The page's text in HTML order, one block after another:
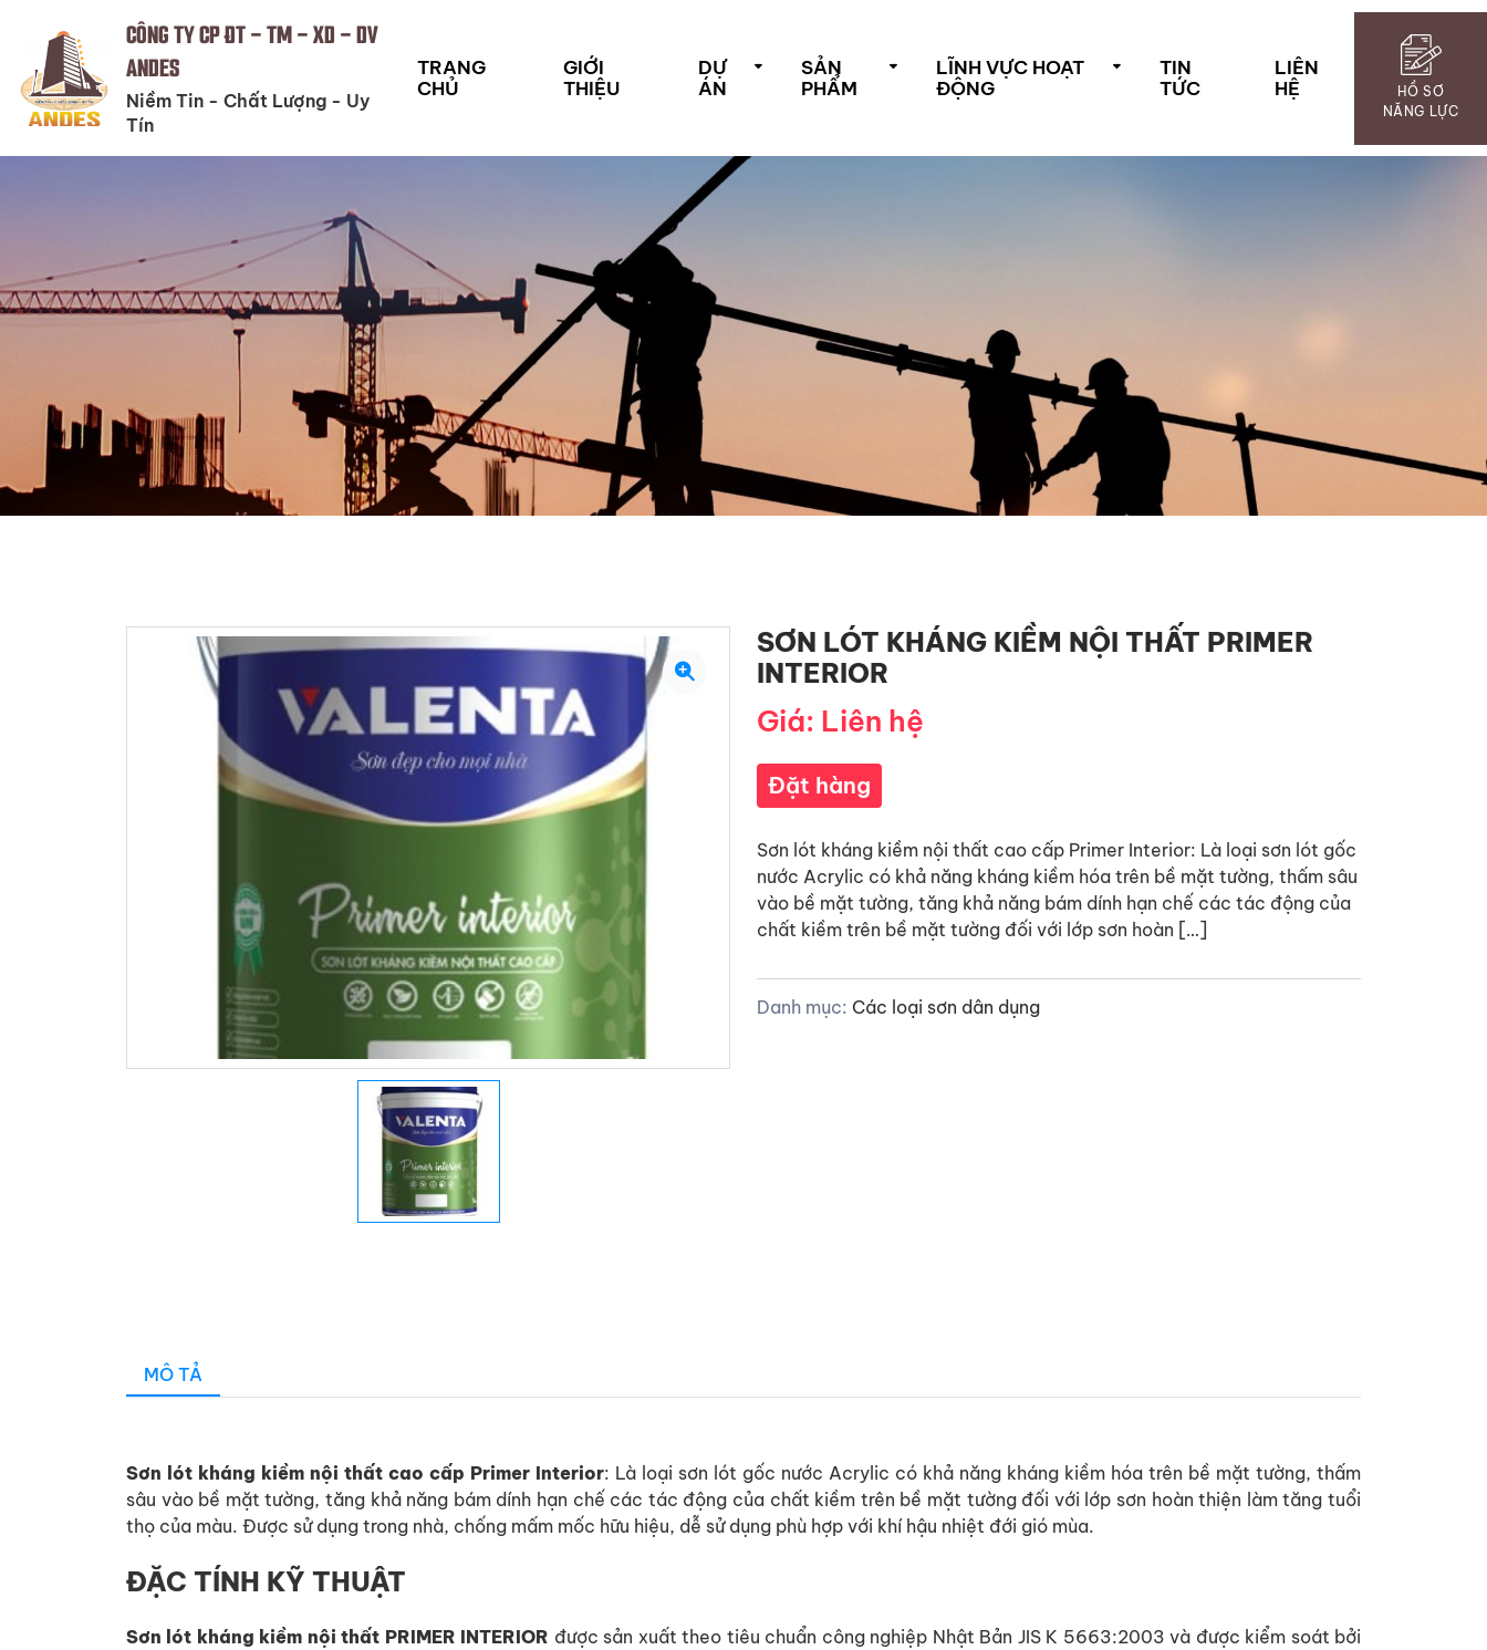
CÔNG TY CP ĐT - TM - XD - DV
ANDES
Niềm Tin - Chất Lượng - Uy
Tín
TRANG
CHỦ
GIỚI
THIỆU
DỰ
ÁN
SẢN
PHẨM
LĨNH VỰC HOẠT
ĐỘNG
TIN
TỨC
LIÊN
HỆ
HỒ SƠ
NĂNG LỰC
SƠN LÓT KHÁNG KIỀM NỘI THẤT PRIMER
INTERIOR
Giá: Liên hệ
Đặt hàng
Sơn lót kháng kiềm nội thất cao cấp Primer Interior: Là loại sơn lót gốc
nước Acrylic có khả năng kháng kiềm hóa trên bề mặt tường, thấm sâu
vào bề mặt tường, tăng khả năng bám dính hạn chế các tác động của
chất kiềm trên bề mặt tường đối với lớp sơn hoàn […]
Danh mục: Các loại sơn dân dụng
MÔ TẢ
Sơn lót kháng kiềm nội thất cao cấp Primer Interior: Là loại sơn lót gốc nước Acrylic có khả năng kháng kiềm hóa trên bề mặt tường, thấm
sâu vào bề mặt tường, tăng khả năng bám dính hạn chế các tác động của chất kiềm trên bề mặt tường đối với lớp sơn hoàn thiện làm tăng tuổi
thọ của màu. Được sử dụng trong nhà, chống mấm mốc hữu hiệu, dễ sử dụng phù hợp với khí hậu nhiệt đới gió mùa.
ĐẶC TÍNH KỸ THUẬT
Sơn lót kháng kiềm nội thất PRIMER INTERIOR được sản xuất theo tiêu chuẩn công nghiệp Nhật Bản JIS K 5663:2003 và được kiểm soát bởi